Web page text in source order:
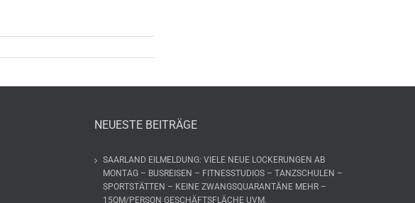
NEUESTE BEITRÄGE
SAARLAND EILMELDUNG: VIELE NEUE LOCKERUNGEN AB
MONTAG – BUSREISEN – FITNESSTUDIOS – TANZSCHULEN –
SPORTSTÄTTEN – KEINE ZWANGSQUARANTÄNE MEHR –
15QM/PERSON GESCHÄFTSFLÄCHE UVM.